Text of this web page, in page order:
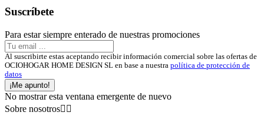
Suscríbete
Para estar siempre enterado de nuestras promociones
Al suscribirte estas aceptando recibir información comercial sobre las ofertas de
OCIOHOGAR HOME DESIGN SL en base a nuestra política de protección de
datos
¡Me apunto!
No mostrar esta ventana emergente de nuevo
Sobre nosotros 